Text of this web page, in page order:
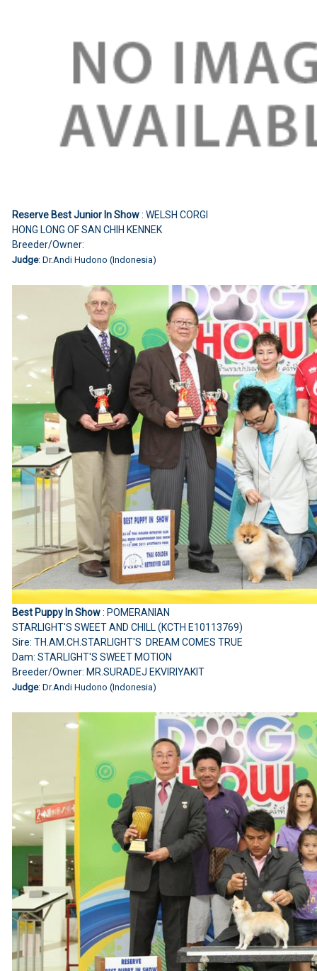
Reserve Best Junior In Show: WELSH CORGI
HONG LONG OF SAN CHIH KENNEK
Breeder/Owner:
Judge: Dr.Andi Hudono (Indonesia)
Best Puppy In Show: POMERANIAN
STARLIGHT'S SWEET AND CHILL (KCTH E10113769)
Sire: TH.AM.CH.STARLIGHT'S DREAM COMES TRUE
Dam: STARLIGHT'S SWEET MOTION
Breeder/Owner: MR.SURADEJ EKVIRIYAKIT
Judge: Dr.Andi Hudono (Indonesia)